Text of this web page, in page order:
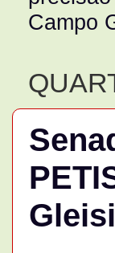
Campo
Gleisi